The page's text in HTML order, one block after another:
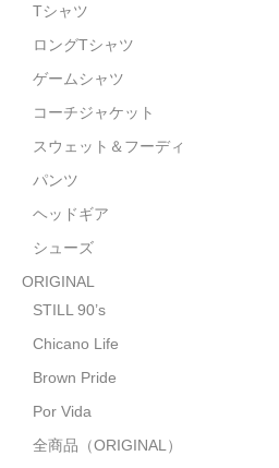
全商品（ORIGINAL）
ハニーカムトライプ
天ぷらまめすけ
C D / D V D
全商品（CD/DVD）
DJ SANTANA
Japanese Rap
Tシャツ
ロングTシャツ
ゲームシャツ
コーチジャケット
スウェット＆フーディ
パンツ
ヘッドギア
シューズ
ORIGINAL
STILL 90’s
Chicano Life
Brown Pride
Por Vida
全商品（ORIGINAL）